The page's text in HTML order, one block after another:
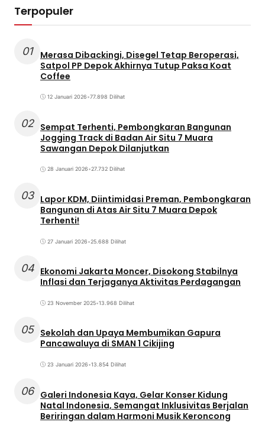
Terpopuler
01
Merasa Dibackingi, Disegel Tetap Beroperasi,
Satpol PP Depok Akhirnya Tutup Paksa Koat
Coffee
12 Januari 2026•77.898 Dilihat
02 Sempat Terhenti, Pembongkaran Bangunan
Jogging Track di Badan Air Situ 7 Muara
Sawangan Depok Dilanjutkan
28 Januari 2026•27.732 Dilihat
03 Lapor KDM, Diintimidasi Preman, Pembongkaran
Bangunan di Atas Air Situ 7 Muara Depok
Terhenti!
27 Januari 2026•25.688 Dilihat
04 Ekonomi Jakarta Moncer, Disokong Stabilnya
Inflasi dan Terjaganya Aktivitas Perdagangan
23 November 2025•13.968 Dilihat
05 Sekolah dan Upaya Membumikan Gapura
Pancawaluya di SMAN 1 Cikijing
23 Januari 2026•13.854 Dilihat
06 Galeri Indonesia Kaya, Gelar Konser Kidung
Natal Indonesia, Semangat Inklusivitas Berjalan
Beriringan dalam Harmoni Musik Keroncong